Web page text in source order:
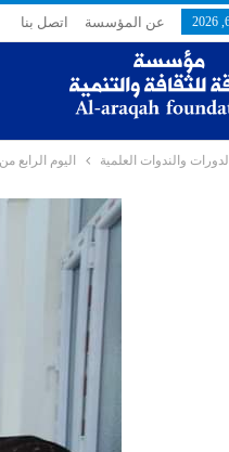
عن المؤسسة اتصل بنا
الدورات والندوات العلمية اليوم